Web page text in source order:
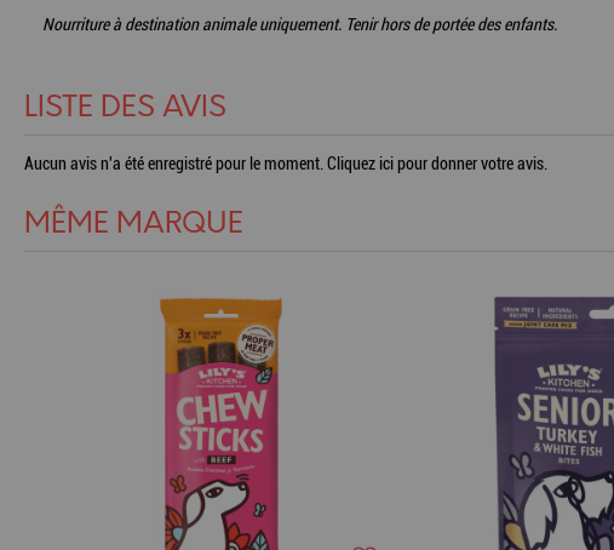
Nourriture à destination animale uniquement. Tenir hors de portée des enfants.
LISTE DES AVIS
Aucun avis n'a été enregistré pour le moment. Cliquez ici pour donner votre avis.
MÊME MARQUE